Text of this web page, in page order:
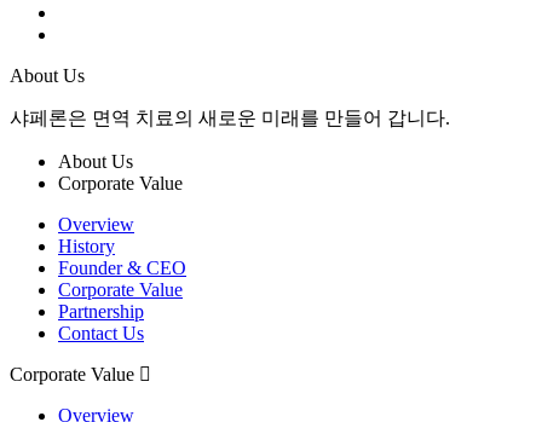
About Us
샤페론은 면역 치료의 새로운 미래를 만들어 갑니다.
About Us
Corporate Value
Overview
History
Founder & CEO
Corporate Value
Partnership
Contact Us
Corporate Value
Overview